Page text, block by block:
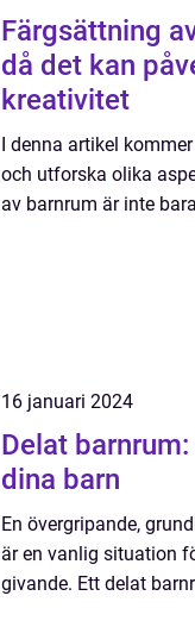
Färgsättning
då det kan
kreativitet
I denna artikel
och utforska olika
av barnrum är inte
16 januari 2024
Delat
dina barn
En övergripande,
är en vanlig situation
givande. Ett delat